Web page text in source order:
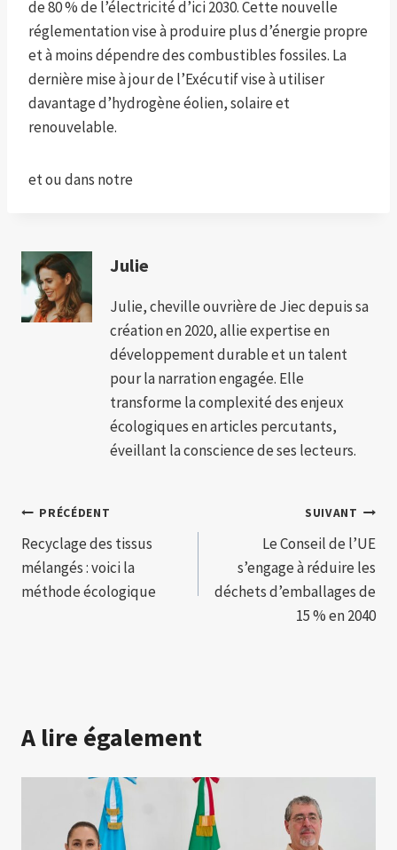
de 80 % de l’électricité d’ici 2030. Cette nouvelle
réglementation vise à produire plus d’énergie propre
et à moins dépendre des combustibles fossiles. La
dernière mise à jour de l’Exécutif vise à utiliser
davantage d’hydrogène éolien, solaire et
renouvelable.
etou dans notre
Julie
Julie, cheville ouvrière de Jiec depuis sa
création en 2020, allie expertise en
développement durable et un talent
pour la narration engagée. Elle
transforme la complexité des enjeux
écologiques en articles percutants,
éveillant la conscience de ses lecteurs.
Navigation
de
l’article
PRÉCÉDENT
Recyclage des tissus
mélangés : voici la
méthode écologique
SUIVANT
Le Conseil de l’UE
s’engage à réduire les
déchets d’emballages de
15 % en 2040
A lire également